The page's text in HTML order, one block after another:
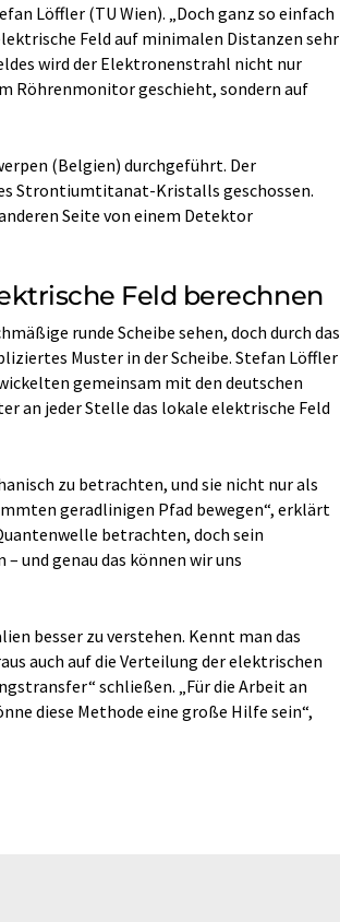
Löffler (TU Wien). „Doch ganz so einfach
Feld auf minimalen Distanzen sehr
wird der Elektronenstrahl nicht nur
Röhrenmonitor geschieht, sondern auf
(Belgien) durchgeführt. Der
Strontiumtitanat-Kristalls geschossen.
Seite von einem Detektor
Feld berechnen
runde Scheibe sehen, doch durch das
Muster in der Scheibe. Stefan Löffler
gemeinsam mit den deutschen
an jeder Stelle das lokale elektrische Feld
zu betrachten, und sie nicht nur als
geradlinigen Pfad bewegen“, erklärt
betrachten, doch sein
und genau das können wir uns
besser zu verstehen. Kennt man das
auch auf die Verteilung der elektrischen
schließen. „Für die Arbeit an
diese Methode eine große Hilfe sein“,